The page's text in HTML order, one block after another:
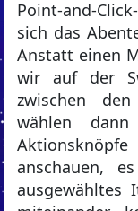
Point-and-
sich das
Anstatt einen
wir auf der
zwischen
wählen
anschauen,
ausgewähltes